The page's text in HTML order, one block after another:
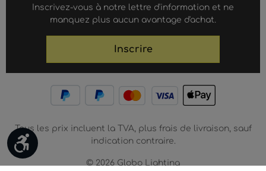
Inscrivez-vous à notre lettre d'information et ne
manquez plus aucun avantage d'achat.
Inscrire
© 2026 Globo Lighting
Tous les prix incluent la TVA, plus frais de livraison, sauf
indication contraire.
Werkzeugleiste anzeigen